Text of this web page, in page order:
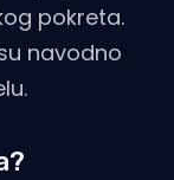
pokreta.
navodno